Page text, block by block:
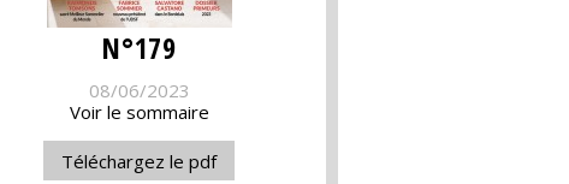
N°179
08/06/2023
Voir le sommaire
Téléchargez le pdf